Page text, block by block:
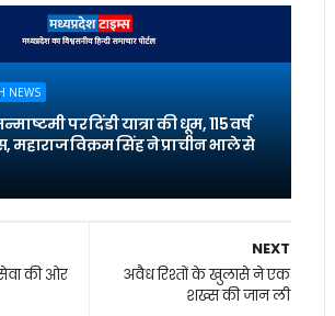
NEWS
पर दिंडी यात्रा की धूम, 115 वर्ष
महाराज विक्रम सिंह ने प्राचीन भाले से
NEXT
अवैध रिश्तों के खुलासे ने एक
शख्स की जान ली
की ओर